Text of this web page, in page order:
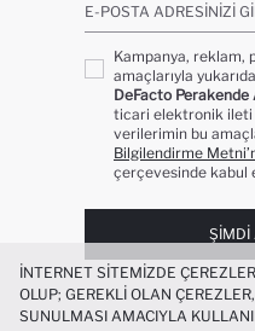
E-POSTA ADRESINIZI
Kampanya, reklam,
amaçlarıyla
DeFacto
ticari elektronik ileti
verilerimin bu
Bilgilendirme
çerçevesinde kabul
ŞIMDI
İNTERNET SITEMIZDE
OLUP; GEREKLI OLAN
SUNULMASI AMACIYLA